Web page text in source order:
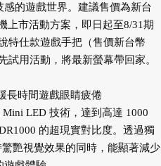
的遊戲世界。建議售價為新台
上市活動方案，即日起至8/31期
特仕款遊戲手把（售價新台幣
試用活動，將最新螢幕帶回家。
長時間遊戲眼睛疲倦
LED 技術，達到高達 1000
的超現實對比度。透過獨
艷視覺效果的同時，能顯著減少